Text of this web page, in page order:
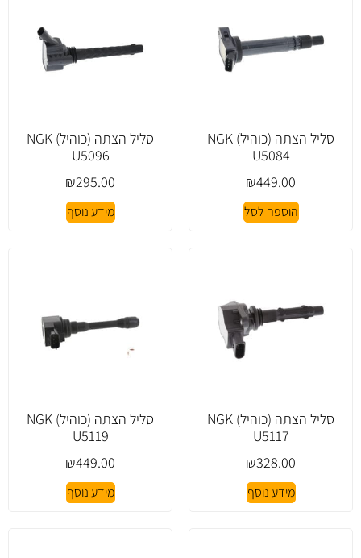
סליל הצתה (כוהיל) NGK
U5084
₪449.00
הוספה לסל
סליל הצתה (כוהיל) NGK
U5096
₪295.00
מידע נוסף
סליל הצתה (כוהיל) NGK
U5117
₪328.00
מידע נוסף
סליל הצתה (כוהיל) NGK
U5119
₪449.00
מידע נוסף